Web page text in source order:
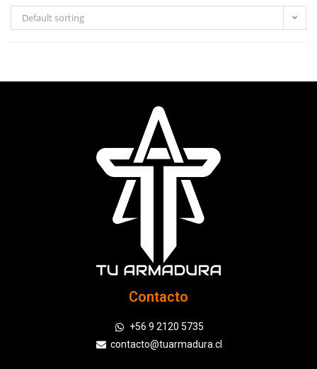
Default sorting
Contacto
+56 9 2120 5735
contacto@tuarmadura.cl